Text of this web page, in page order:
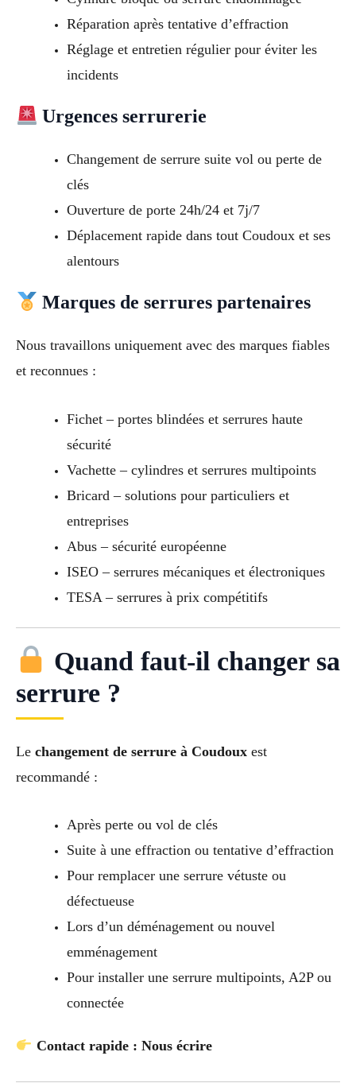
Réparation après tentative d’effraction
Réglage et entretien régulier pour éviter les
incidents
Urgences serrurerie
Changement de serrure suite vol ou perte de
clés
Ouverture de porte 24h/24 et 7j/7
Déplacement rapide dans tout Coudoux et ses
alentours
Marques de serrures partenaires
Nous travaillons uniquement avec des marques fiables
et reconnues :
Fichet – portes blindées et serrures haute
sécurité
Vachette – cylindres et serrures multipoints
Bricard – solutions pour particuliers et
entreprises
Abus – sécurité européenne
ISEO – serrures mécaniques et électroniques
TESA – serrures à prix compétitifs
Quand faut-il changer sa
serrure ?
Le changement de serrure à Coudoux est
recommandé :
Après perte ou vol de clés
Suite à une effraction ou tentative d’effraction
Pour remplacer une serrure vétuste ou
défectueuse
Lors d’un déménagement ou nouvel
emménagement
Pour installer une serrure multipoints, A2P ou
connectée
Contact rapide : Nous écrire